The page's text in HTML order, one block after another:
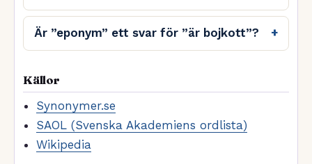
Är ”eponym” ett svar för ”är bojkott”?
Källor
Synonymer.se
SAOL (Svenska Akademiens ordlista)
Wikipedia